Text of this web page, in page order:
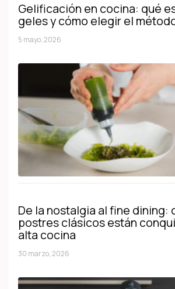
Gelificación en cocina: qué
geles y cómo elegir el
5 mayo, 2026
De la nostalgia al fine dining:
postres clásicos están
alta cocina
30 marzo, 2026